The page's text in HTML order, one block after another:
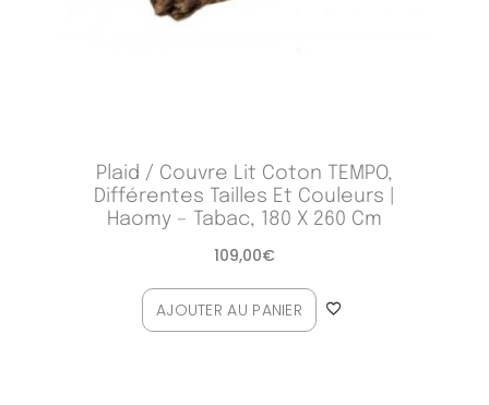
Plaid / Couvre Lit Coton TEMPO,
Différentes Tailles Et Couleurs |
Haomy – Tabac, 180 X 260 Cm
109,00€
AJOUTER AU PANIER